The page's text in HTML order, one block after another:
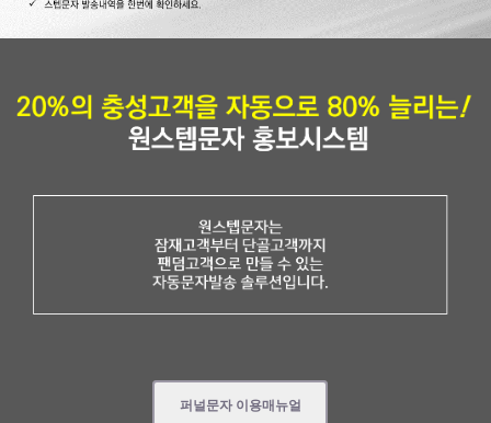
퍼널문자 이용매뉴얼